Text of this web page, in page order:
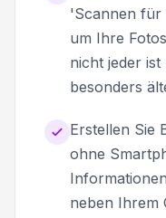
'Scannen für
um Ihre
nicht jeder ist
besonders
Erstellen Sie
ohne
neben Ihrem